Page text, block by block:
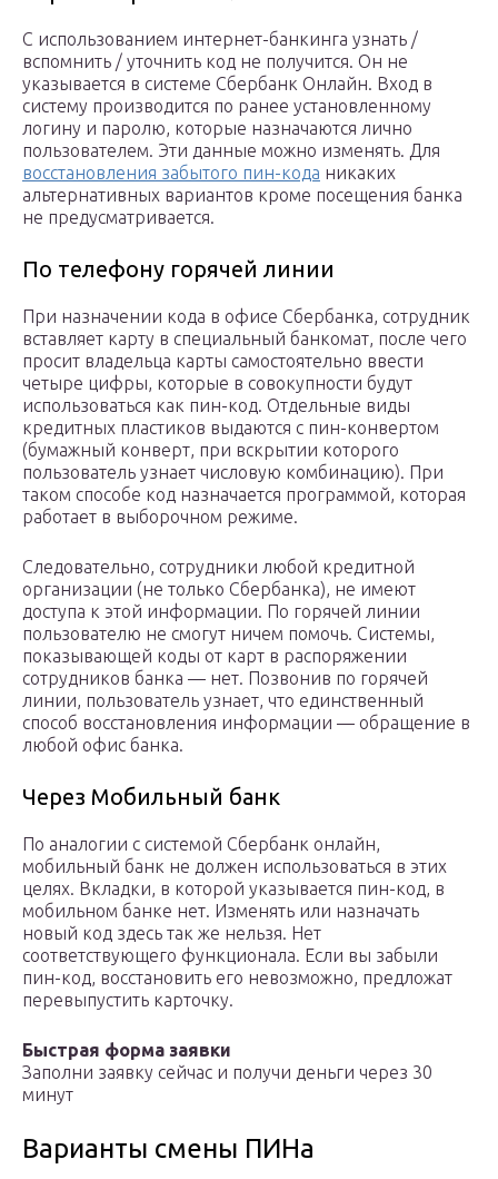
С использованием интернет-банкинга узнать /
вспомнить / уточнить код не получится. Он не
указывается в системе Сбербанк Онлайн. Вход в
систему производится по ранее установленному
логину и паролю, которые назначаются лично
пользователем. Эти данные можно изменять. Для
восстановления забытого пин-кода никаких
альтернативных вариантов кроме посещения банка
не предусматривается.
По телефону горячей линии
При назначении кода в офисе Сбербанка, сотрудник
вставляет карту в специальный банкомат, после чего
просит владельца карты самостоятельно ввести
четыре цифры, которые в совокупности будут
использоваться как пин-код. Отдельные виды
кредитных пластиков выдаются с пин-конвертом
(бумажный конверт, при вскрытии которого
пользователь узнает числовую комбинацию). При
таком способе код назначается программой, которая
работает в выборочном режиме.
Следовательно, сотрудники любой кредитной
организации (не только Сбербанка), не имеют
доступа к этой информации. По горячей линии
пользователю не смогут ничем помочь. Системы,
показывающей коды от карт в распоряжении
сотрудников банка — нет. Позвонив по горячей
линии, пользователь узнает, что единственный
способ восстановления информации — обращение в
любой офис банка.
Через Мобильный банк
По аналогии с системой Сбербанк онлайн,
мобильный банк не должен использоваться в этих
целях. Вкладки, в которой указывается пин-код, в
мобильном банке нет. Изменять или назначать
новый код здесь так же нельзя. Нет
соответствующего функционала. Если вы забыли
пин-код, восстановить его невозможно, предложат
перевыпустить карточку.
Быстрая форма заявки
Заполни заявку сейчас и получи деньги через 30
минут
Варианты смены ПИНа